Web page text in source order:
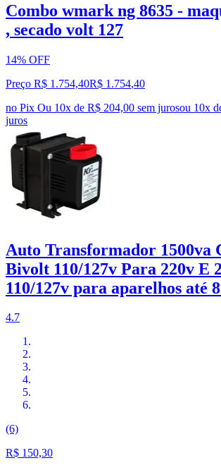
Combo wmark ng 8635 -
, secado volt 127
14% OFF
Preço R$ 1.754,40R$ 1.754,40
no Pix Ou 10x de R$ 204,00 sem jurosou 10x
juros
Auto Transformador 1500va
Bivolt 110/127v Para 220v E
110/127v para aparelhos até
4.7
(6)
R$ 150,30